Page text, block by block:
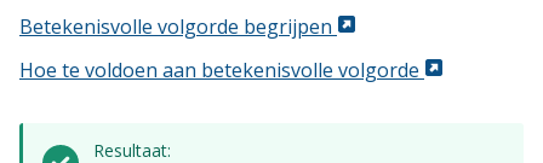
Betekenisvolle volgorde begrijpen
Hoe te voldoen aan betekenisvolle volgorde
Resultaat: